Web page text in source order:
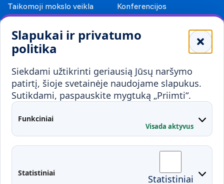
Slapukai ir privatumo
politika
Siekdami užtikrinti geriausią Jūsų naršymo
patirtį, šioje svetainėje naudojame slapukus.
Sutikdami, paspauskite mygtuką „Priimti“.
Funkciniai
Visada aktyvus
Statistiniai Statistiniai
Taikomoji mokslo veikla
Konferencijos
Mokykloms
Visuomenei ir verslui
Mokymai ir konsultavimas
Partnerystės
Karjera
Kontaktai
Administracija
Fakultetai
Studentų atstovybė